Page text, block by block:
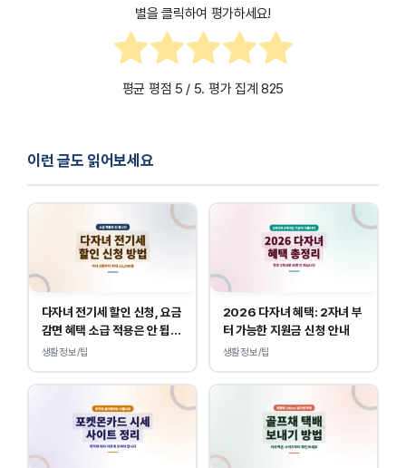
별을 클릭하여 평가하세요!
평균 평점 5 / 5. 평가 집계825
이런 글도 읽어보세요
다자녀 전기세 할인 신청, 요금
감면 혜택 소급 적용은 안 됩니
다.
생활정보/팁
2026 다자녀 혜택: 2자녀 부
터 가능한 지원금 신청 안내
생활정보/팁